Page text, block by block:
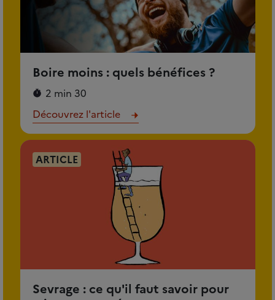
Boire moins : quels bénéfices ?
2 min 30
Découvrez l'article
ARTICLE
Sevrage : ce qu'il faut savoir pour